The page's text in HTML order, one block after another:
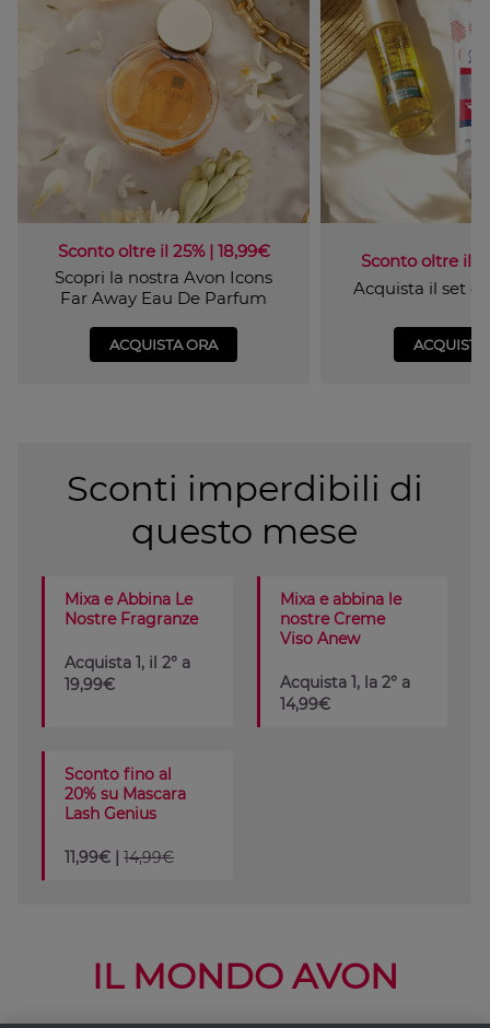
Sconto oltre il 25% | 18,99€
Scopri la nostra Avon Icons
Far Away Eau De Parfum
ACQUISTA ORA
Sconto oltre il
Acquista il set
ACQUISTA
Sconti imperdibili di
questo mese
Mixa e Abbina Le
Nostre Fragranze
Acquista 1, il 2° a
19,99€
Mixa e abbina le
nostre Creme
Viso Anew
Acquista 1, la 2° a
14,99€
Sconto fino al
20% su Mascara
Lash Genius
11,99€ |14,99€
IL MONDO AVON